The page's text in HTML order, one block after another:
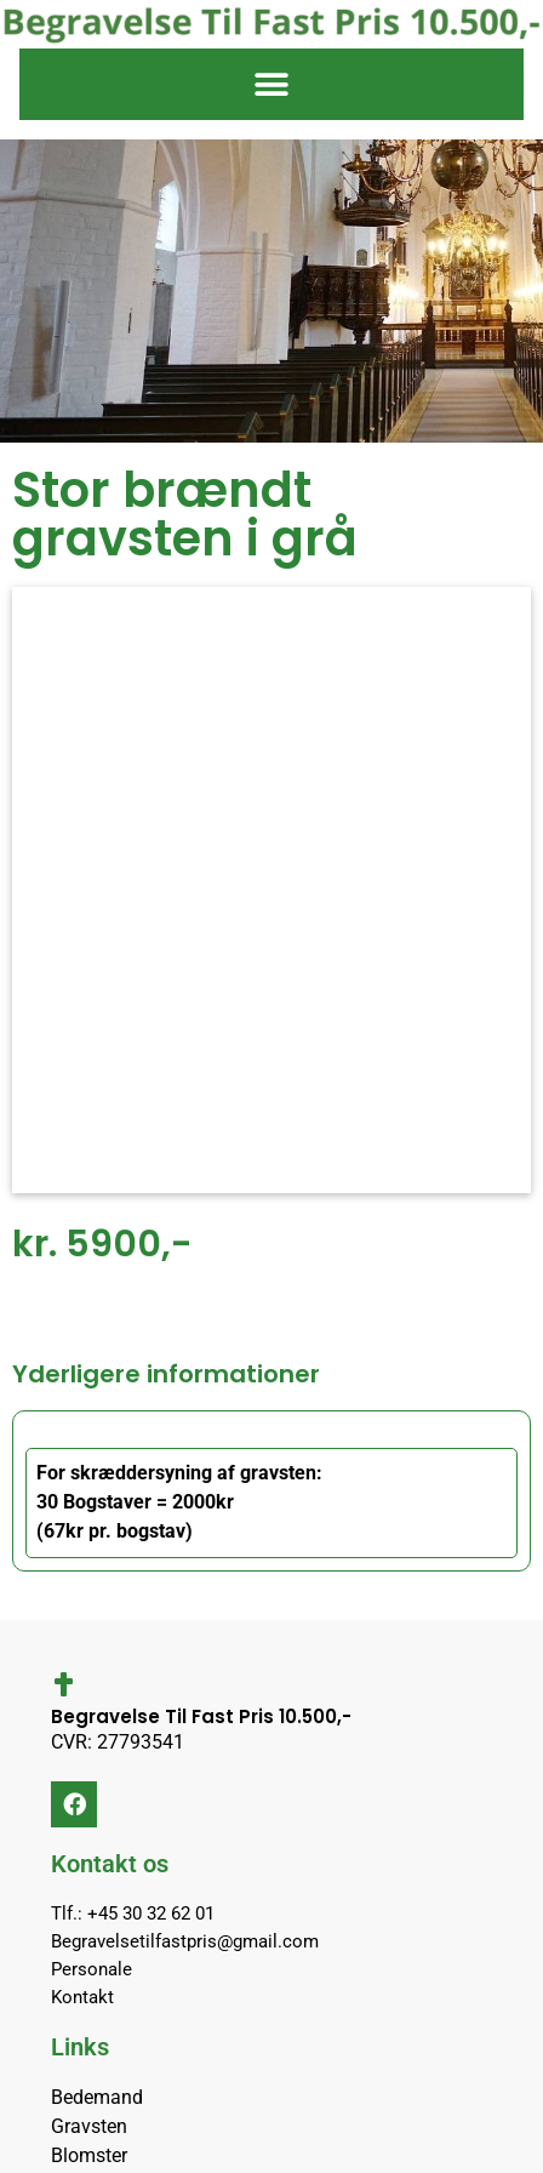
Stor brændt
gravsten i grå
kr. 5900,-
Yderligere informationer
For skræddersyning af gravsten:
30 Bogstaver = 2000kr
(67kr pr. bogstav)
Begravelse Til Fast Pris 10.500,-
CVR: 27793541
Kontakt os
Tlf.: +45 30 32 62 01
Begravelsetilfastpris@gmail.com
Personale
Kontakt
Links
Bedemand
Gravsten
Blomster